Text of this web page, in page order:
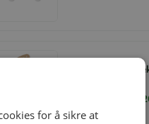
Konges Sløjd
kr
for å sikre at